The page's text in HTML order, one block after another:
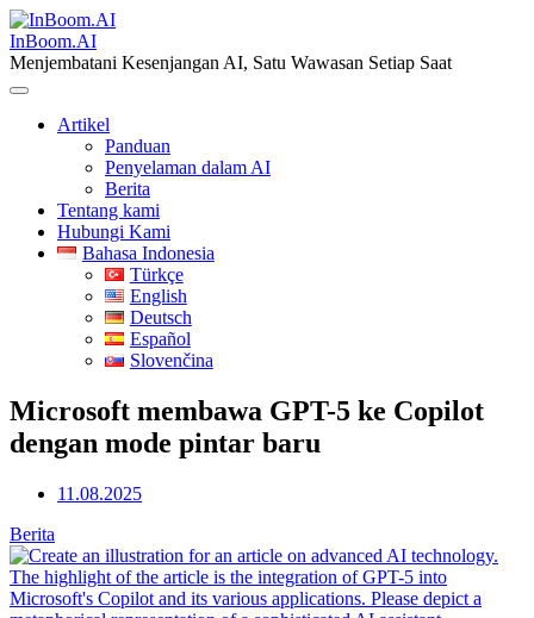
Skip
to
content
InBoom.AI
Menjembatani Kesenjangan AI, Satu Wawasan Setiap Saat
Artikel
Panduan
Penyelaman dalam AI
Berita
Tentang kami
Hubungi Kami
Bahasa Indonesia
Türkçe
English
Deutsch
Español
Slovenčina
Microsoft membawa GPT-5 ke Copilot
dengan mode pintar baru
11.08.2025
Berita